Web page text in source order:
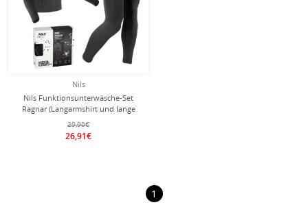
Nils
Nils Funktionsunterwäsche-Set
Ragnar (Langarmshirt und lange
Hose) schwarz Herren
29,90€
26,91€
1